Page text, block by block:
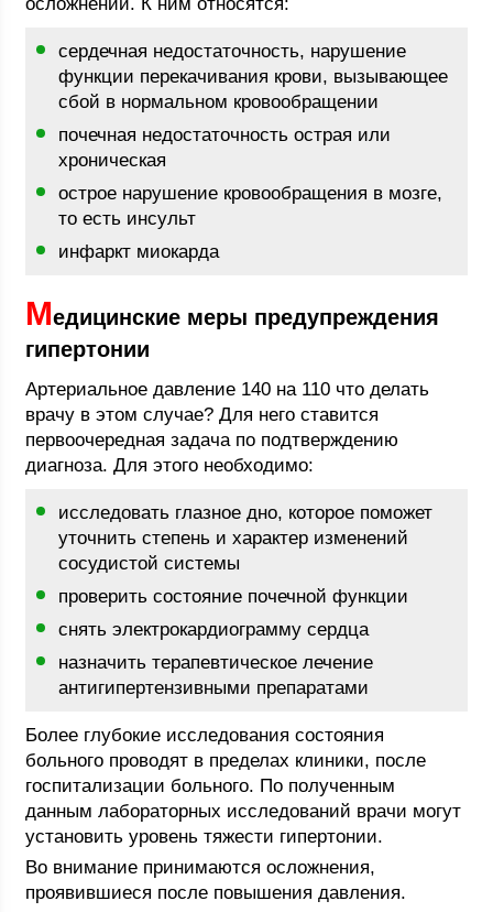
сердечная недостаточность, нарушение
функции перекачивания крови, вызывающее
сбой в нормальном кровообращении
почечная недостаточность острая или
хроническая
острое нарушение кровообращения в мозге,
то есть инсульт
инфаркт миокарда
Медицинские меры предупреждения
гипертонии
Артериальное давление 140 на 110 что делать
врачу в этом случае? Для него ставится
первоочередная задача по подтверждению
диагноза. Для этого необходимо:
исследовать глазное дно, которое поможет
уточнить степень и характер изменений
сосудистой системы
проверить состояние почечной функции
снять электрокардиограмму сердца
назначить терапевтическое лечение
антигипертензивными препаратами
Более глубокие исследования состояния
больного проводят в пределах клиники, после
госпитализации больного. По полученным
данным лабораторных исследований врачи могут
установить уровень тяжести гипертонии.
Во внимание принимаются осложнения,
проявившиеся после повышения давления.